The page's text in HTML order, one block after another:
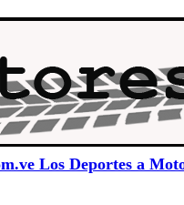
Los Deportes a